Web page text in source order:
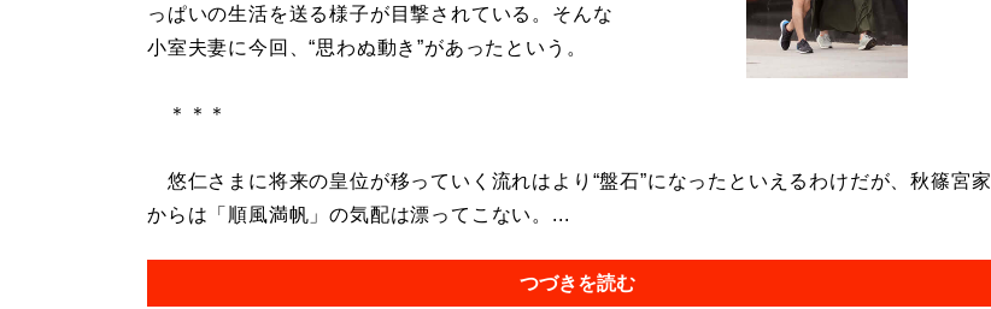
っぱいの生活を送る様子が目撃されている。そんな
小室夫妻に今回、“思わぬ動き”があったという。
＊＊＊
悠仁さまに将来の皇位が移っていく流れはより“盤石”になったといえるわけだが、秋篠宮家
からは「順風満帆」の気配は漂ってこない。...
つづきを読む